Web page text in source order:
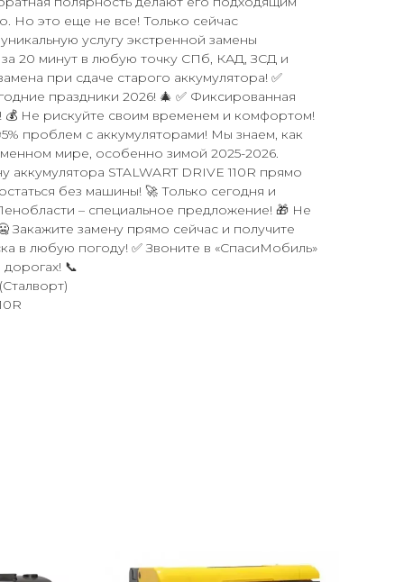
Но это еще не все! Только сейчас
услугу экстренной замены
за 20 минут в любую точку СПб, КАД, ЗСД и
при сдаче старого аккумулятора! ✅
праздники 2026! 🎄 ✅ Фиксированная
💰 Не рискуйте своим временем и комфортом!
проблем с аккумуляторами! Мы знаем, как
мире, особенно зимой 2025-2026.
аккумулятора STALWART DRIVE 110R прямо
без машины! 🚀 Только сегодня и
– специальное предложение! 🎁 Не
Закажите замену прямо сейчас и получите
в любую погоду! ✅ Звоните в «СпасиМобиль»
📞